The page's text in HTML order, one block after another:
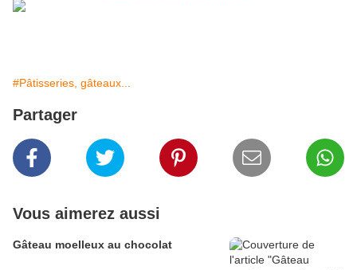
#Pâtisseries, gâteaux...
Partager
Vous aimerez aussi
Gâteau moelleux au chocolat